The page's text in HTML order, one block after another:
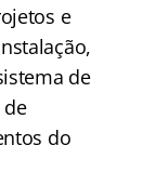
e
de
do